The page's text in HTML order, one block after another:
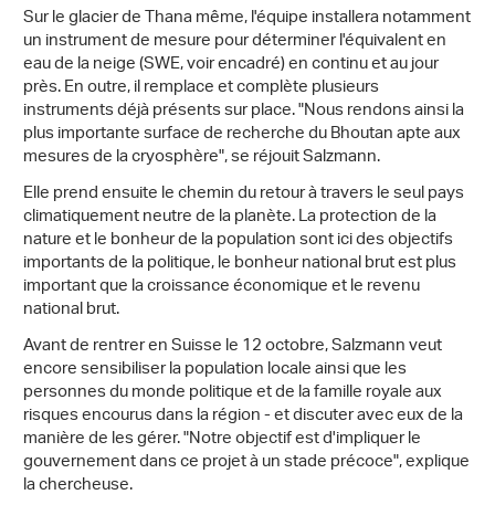
Sur le glacier de Thana même, l'équipe installera notamment
un instrument de mesure pour déterminer l'équivalent en
eau de la neige (SWE, voir encadré) en continu et au jour
près. En outre, il remplace et complète plusieurs
instruments déjà présents sur place. "Nous rendons ainsi la
plus importante surface de recherche du Bhoutan apte aux
mesures de la cryosphère", se réjouit Salzmann.
Elle prend ensuite le chemin du retour à travers le seul pays
climatiquement neutre de la planète. La protection de la
nature et le bonheur de la population sont ici des objectifs
importants de la politique, le bonheur national brut est plus
important que la croissance économique et le revenu
national brut.
Avant de rentrer en Suisse le 12 octobre, Salzmann veut
encore sensibiliser la population locale ainsi que les
personnes du monde politique et de la famille royale aux
risques encourus dans la région - et discuter avec eux de la
manière de les gérer. "Notre objectif est d'impliquer le
gouvernement dans ce projet à un stade précoce", explique
la chercheuse.